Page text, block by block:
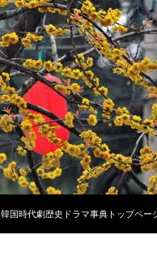
韓国時代劇歴史ドラマ事典トップペー